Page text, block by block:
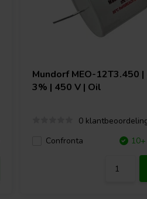
MundorfMEO-12T3.450 |
3% | 450 V | Oil
0
Confronta